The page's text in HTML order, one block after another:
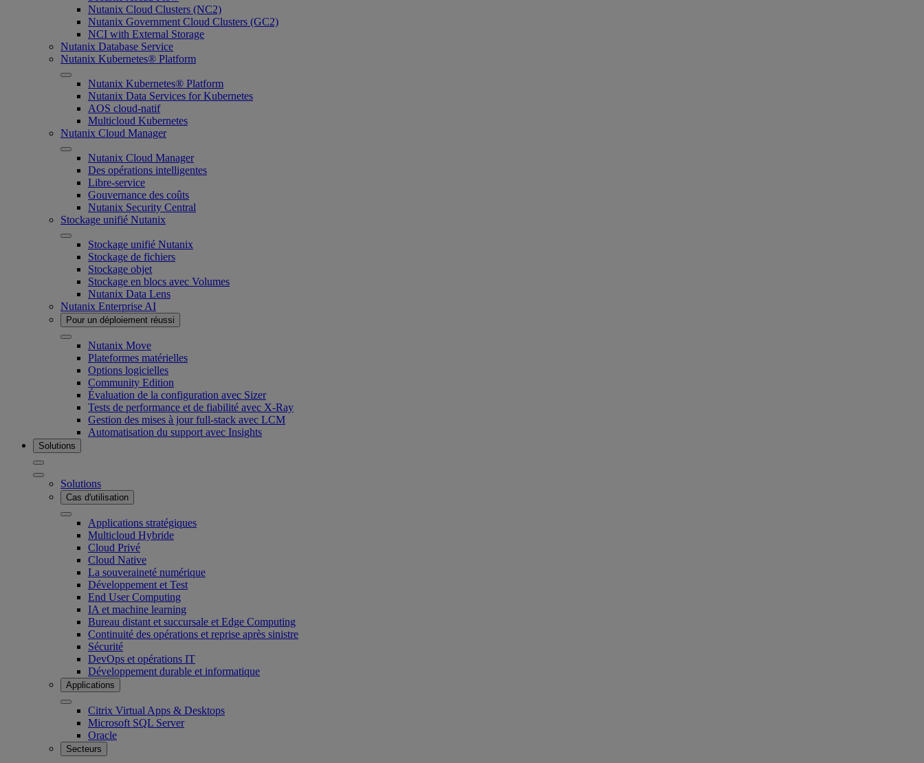
Nutanix Cloud Clusters (NC2)
Nutanix Government Cloud Clusters (GC2)
NCI with External Storage
Nutanix Database Service
Nutanix Kubernetes® Platform
Nutanix Kubernetes® Platform
Nutanix Data Services for Kubernetes
AOS cloud-natif
Multicloud Kubernetes
Nutanix Cloud Manager
Nutanix Cloud Manager
Des opérations intelligentes
Libre-service
Gouvernance des coûts
Nutanix Security Central
Stockage unifié Nutanix
Stockage unifié Nutanix
Stockage de fichiers
Stockage objet
Stockage en blocs avec Volumes
Nutanix Data Lens
Nutanix Enterprise AI
Pour un déploiement réussi
Nutanix Move
Plateformes matérielles
Options logicielles
Community Edition
Évaluation de la configuration avec Sizer
Tests de performance et de fiabilité avec X-Ray
Gestion des mises à jour full-stack avec LCM
Automatisation du support avec Insights
Solutions
Solutions
Cas d'utilisation
Applications stratégiques
Multicloud Hybride
Cloud Privé
Cloud Native
La souveraineté numérique
Développement et Test
End User Computing
IA et machine learning
Bureau distant et succursale et Edge Computing
Continuité des opérations et reprise après sinistre
Sécurité
DevOps et opérations IT
Développement durable et informatique
Applications
Citrix Virtual Apps & Desktops
Microsoft SQL Server
Oracle
Secteurs